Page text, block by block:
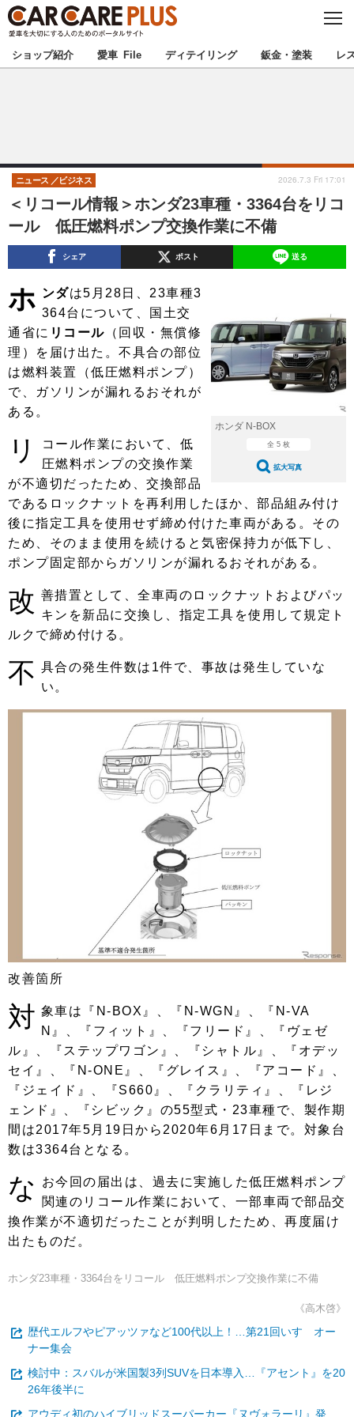
C
S
E
★カーケアプラス認定★ 厳選プロショップを地域から探す
甲信越 北陸
東海 関西
中国 四国
九州
注目の記事
ショップレポート 愛車 File
自動車豆知識 ストップ！不具合修理＆粗悪修理
ディテイリング
ディテイリング 洗車
コーティング
フィルム・ラッピング
鈑金・塗装
防錆
ストップ 不具合修理＆粗悪修理
カーメーカー「旧車」関連プロジェ
クト
コラム
ショップ紹介
ショップレポート
レストア
カーメーカー「旧車」関連プロジ
ェクト
コラム
インタビュー
イベント
イベント告知 イベントレポート
ショップ紹介 愛車 File ディテイリング 鈑金・塗装 レ
＜リコール情報＞ホンダ23車種・3364台をリコ
ール 低圧燃料ポンプ交換作業に不備
ニュース ビジネス 2026.7.3 Fri 17:01
シェア ポスト 送る
ホンダ N-BOX
全 5 枚
拡大写真
ホ ンダは5月28日、23車種3
364台について、国土交
通省に リコール （回収・無償修
理）を届け出た。不具合の部位
は燃料装置（低圧燃料ポンプ）
で、ガソリンが漏れるおそれが
ある。
リ
コール作業において、低
圧燃料ポンプの交換作業
が不適切だったため、交換部品
であるロックナットを再利用したほか、部品組み付け
後に指定工具を使用せず締め付けた車両がある。その
ため、そのまま使用を続けると気密保持力が低下し、
ポンプ固定部からガソリンが漏れるおそれがある。
改 善措置として、全車両のロックナットおよびパッ
キンを新品に交換し、指定工具を使用して規定ト
ルクで締め付ける。
不 具合の発生件数は1件で、事故は発生していな
い。
改善箇所
対 象車は『N-BOX』、『N-WGN』、『N-VA
N』、『フィット』、『フリード』、『ヴェゼ
ル』、『ステップワゴン』、『シャトル』、『オデッ
セイ』、『N-ONE』、『グレイス』、『アコード』、
『ジェイド』、『S660』、『クラリティ』、『レジ
ェンド』、『シビック』の55型式・23車種で、製作期
間は2017年5月19日から2020年6月17日まで。対象台
数は3364台となる。
な
お今回の届出は、過去に実施した低圧燃料ポンプ
関連のリコール作業において、一部車両で部品交
換作業が不適切だったことが判明したため、再度届け
出たものだ。
ホンダ23車種・3364台をリコール 低圧燃料ポンプ交換作業に不備
《高木啓》
歴代エルフやピアッツァなど100代以上！…第21回いすゞオー
ナー集会
検討中：スバルが米国製3列SUVを日本導入…『アセント』を20
26年後半に
アウディ初のハイブリッドスーパーカー『ヌヴォラーリ』発